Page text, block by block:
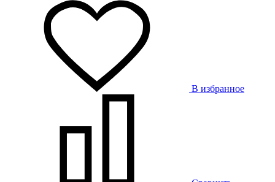
В избранное